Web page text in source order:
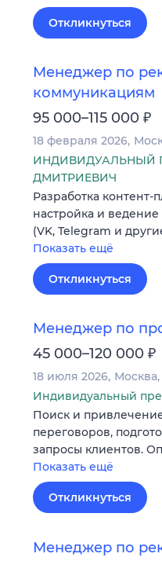
Откликнуться
Менеджер по
коммуникациям
95 000–115 000 ₽
18 февраля 2026
ИНДИВИДУАЛЬНЫЙ
ДМИТРИЕВИЧ
Разработка
настройка и
(VK, Telegram и
Показать ещё
Откликнуться
Менеджер по
45 000–120 000 ₽
18 июля 2026 Москва
Индивидуальный
Поиск и
переговоров,
запросы клиентов.
Показать ещё
Откликнуться
Менеджер по